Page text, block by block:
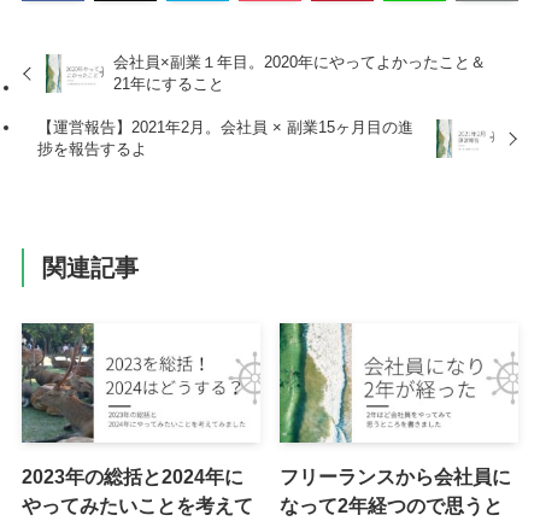
会社員×副業１年目。2020年にやってよかったこと＆
21年にすること
【運営報告】2021年2月。会社員 × 副業15ヶ月目の進
捗を報告するよ
関連記事
2023年の総括と2024年に
やってみたいことを考えて
フリーランスから会社員に
なって2年経つので思うと